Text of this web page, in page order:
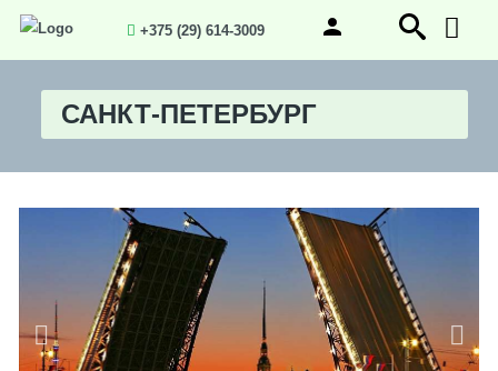
+375 (29) 614-3009
САНКТ-ПЕТЕРБУРГ